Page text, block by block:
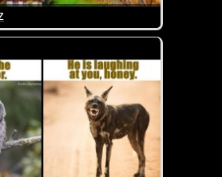
Eindrücke von der Schweiz. Lehn